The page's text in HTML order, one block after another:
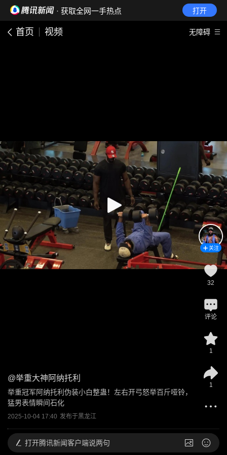
· 获取全网一手热点 打开
首页 视频 无障碍
@举重大神阿纳托利
举重冠军阿纳托利伪装小白整蛊！左右开弓怒举百斤哑铃，
猛男表情瞬间石化
2025-10-04 17:40 发布于黑龙江
关注
32
评论
1
1
打开腾讯新闻客户端说两句